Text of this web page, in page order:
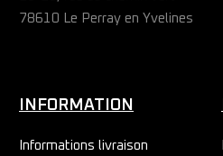
78610 Le Perray en Yvelines
INFORMATION
Informations livraison